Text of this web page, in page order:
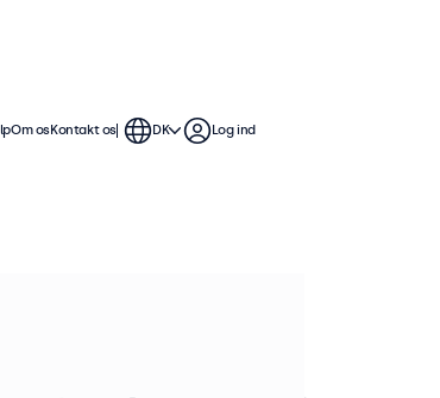
Skærmene
fotos og videoer i en
Om osKontakt os DK Log ind